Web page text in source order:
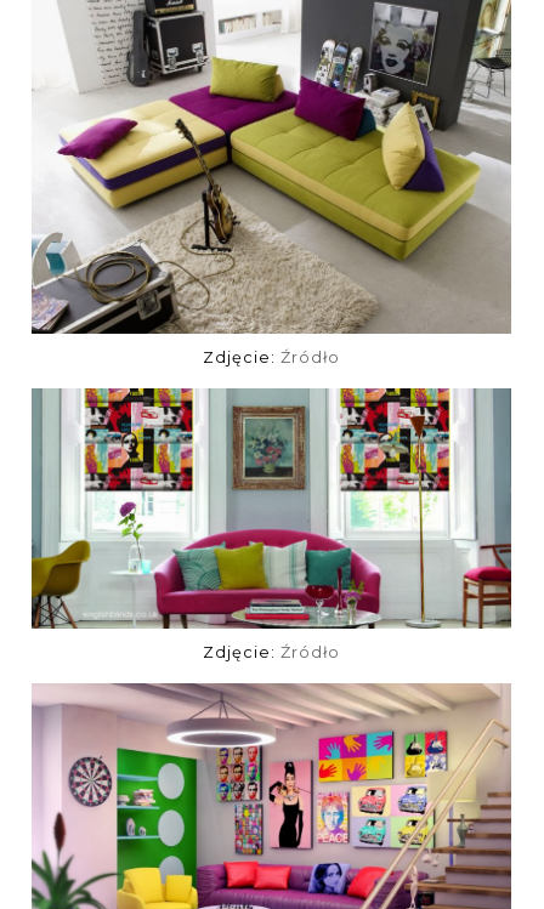
Zdjęcie:Źródło
Zdjęcie:Źródło